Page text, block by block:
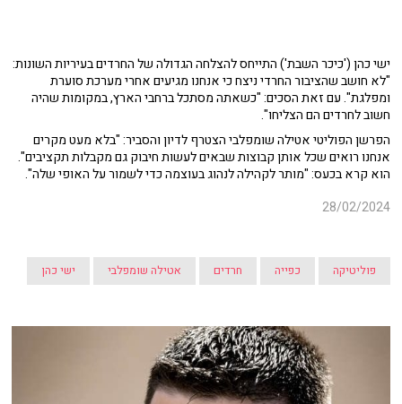
ישי כהן ('כיכר השבת') התייחס להצלחה הגדולה של החרדים בעיריות השונות:
"לא חושב שהציבור החרדי ניצח כי אנחנו מגיעים אחרי מערכת סוערת
ומפלגת". עם זאת הסכים: "כשאתה מסתכל ברחבי הארץ, במקומות שהיה
חשוב לחרדים הם הצליחו".
הפרשן הפוליטי אטילה שומפלבי הצטרף לדיון והסביר: "בלא מעט מקרים
אנחנו רואים שכל אותן קבוצות שבאים לעשות חיבוק גם מקבלות תקציבים".
הוא קרא בכעס: "מותר לקהילה לנהוג בעוצמה כדי לשמור על האופי שלה".
28/02/2024
פוליטיקה כפייה חרדים אטילה שומפלבי ישי כהן